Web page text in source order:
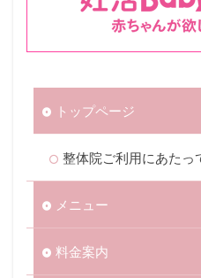
トップページ
整体院ご利用にあたっ
メニュー
料金案内